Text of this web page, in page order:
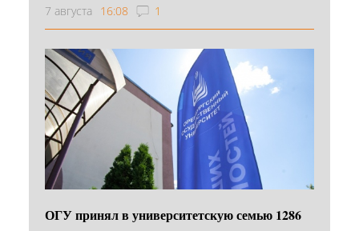
7 августа 16:08 1
ОГУ принял в университетскую семью 1286